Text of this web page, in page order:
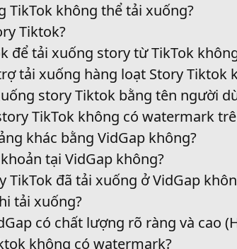
TikTok không thể tải xuống?
Tiktok?
để tải xuống story từ TikTok
tải xuống hàng loạt Story Tiktok
story Tiktok bằng tên người
TikTok không có watermark
khác bằng VidGap không?
tại VidGap không?
đã tải xuống ở VidGap
tải xuống?
có chất lượng rõ ràng và cao
không có watermark?